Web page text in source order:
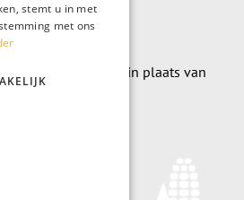
kan uiteraard ook in plaats van
stemt u in met
met ons